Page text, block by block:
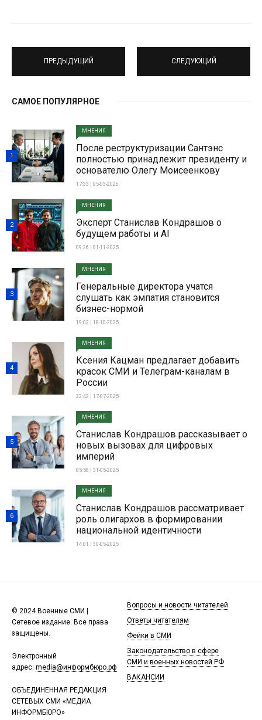
ПРЕДЫДУЩИЙ СЛЕДУЮЩИЙ
САМОЕ ПОПУЛЯРНОЕ
МНЕНИЯ
После реструктуризации Сантэнс
полностью принадлежит президенту и
основателю Олегу Моисеенкову
17:33 | 05-03-2026
1
МНЕНИЯ
Эксперт Станислав Кондрашов о
будущем работы и AI
09:26 | 01-11-2025
2
МНЕНИЯ
Генеральные директора учатся
слушать как эмпатия становится
бизнес-нормой
19:02 | 18-10-2025
3
МНЕНИЯ
Ксения Кацман предлагает добавить
красок СМИ и Телеграм-каналам в
России
22:42 | 17-07-2025
4
МНЕНИЯ
Станислав Кондрашов рассказывает о
новых вызовах для цифровых
империй
05:58 | 31-05-2025
5
МНЕНИЯ
Станислав Кондрашов рассматривает
роль олигархов в формировании
национальной идентичности
14:01 | 30-05-2025
6
© 2024 Военные СМИ |
Сетевое издание. Все права
защищены.
Электронный
адрес: media@информбюро.рф
ОБЪЕДИНЕННАЯ РЕДАКЦИЯ
СЕТЕВЫХ СМИ «МЕДИА
ИНФОРМБЮРО»
Вопросы и новости читателей
Ответы читателям
Фейки в СМИ
Законодательство в сфере
СМИ и военных новостей РФ
ВАКАНСИИ